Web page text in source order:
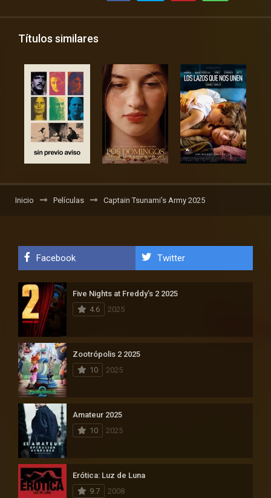
Títulos similares
Inicio Películas Captain Tsunami’s Army 2025
Facebook Twitter
Five Nights at Freddy’s 2 2025
4.6
2025
Zootrópolis 2 2025
10
2025
Amateur 2025
10
2025
Erótica: Luz de Luna
9.7
2008